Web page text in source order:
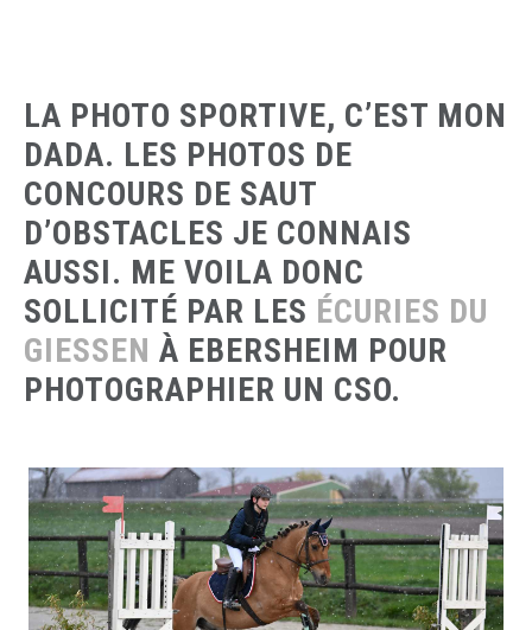
LA PHOTO SPORTIVE, C’EST MON
DADA. LES PHOTOS DE
CONCOURS DE SAUT
D’OBSTACLES JE CONNAIS
AUSSI. ME VOILA DONC
SOLLICITÉ PAR LES ÉCURIES DU
GIESSEN À EBERSHEIM POUR
PHOTOGRAPHIER UN CSO.